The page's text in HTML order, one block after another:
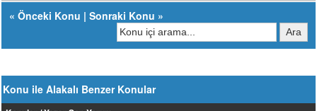
«Önceki Konu |Sonraki Konu »
Konu ile Alakalı Benzer Konular